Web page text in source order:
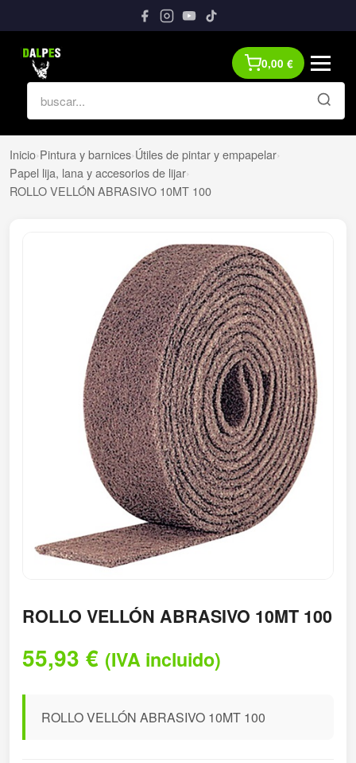
0,00 €
Inicio›Pintura y barnices›Útiles de pintar y empapelar›
Papel lija, lana y accesorios de lijar›
ROLLO VELLÓN ABRASIVO 10MT 100
ROLLO VELLÓN ABRASIVO 10MT 100
55,93 € (IVA incluido)
ROLLO VELLÓN ABRASIVO 10MT 100